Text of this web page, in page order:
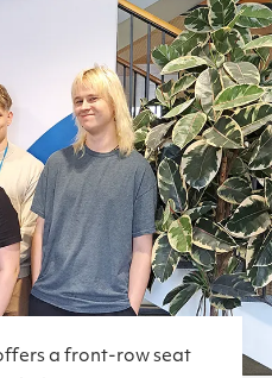
a front-row seat